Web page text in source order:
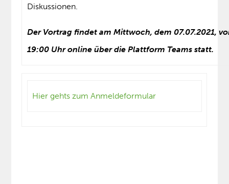
Diskussionen.
Der Vortrag findet am Mittwoch, dem 07.07.2021,
19:00 Uhr online über die Plattform Teams statt.
Hier gehts zum Anmeldeformular